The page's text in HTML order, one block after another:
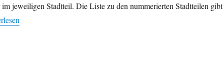
jeweiligen Stadtteil. Die Liste zu den nummerierten Stadtteilen gibt
in Dresden: Visualisierungsbeispiel mit R